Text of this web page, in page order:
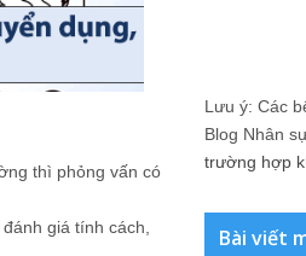
thì phỏng vấn có
giá tính cách,
Lưu ý: Các
Blog Nhân
trường hợp
Bài viết